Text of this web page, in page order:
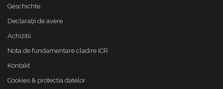
Geschichte
Declaraţii de avere
Achizitii
Nota de fundamentare cladire ICR
Kontakt
Cookies & protectia datelor